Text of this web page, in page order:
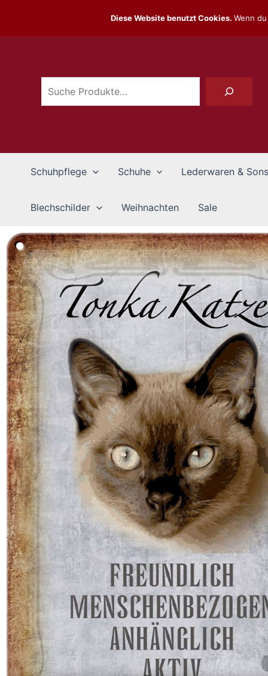
springen Suchen
Schuhpflege Schuhe Lederwaren &
Blechschilder Weihnachten Sale
Diese Website benutzt Cookies. Wenn